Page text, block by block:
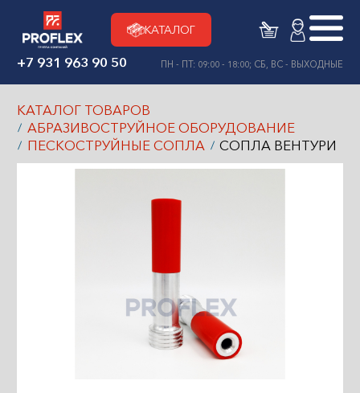
КАТАЛОГ
+7 931 963 90 50 ПН - ПТ: 09:00 - 18:00; СБ, ВС - ВЫХОДНЫЕ
КАТАЛОГ ТОВАРОВ
АБРАЗИВОСТРУЙНОЕ ОБОРУДОВАНИЕ
ПЕСКОСТРУЙНЫЕ СОПЛА
СОПЛА ВЕНТУРИ